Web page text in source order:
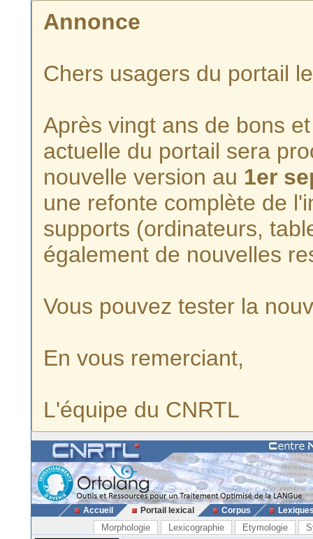
Annonce
Chers usagers du portail
Après vingt ans de bons
actuelle du portail sera
nouvelle version au 1er
une refonte complète de
supports (ordinateurs,
également de nouvelles
Vous pouvez tester la
En vous remerciant,
L'équipe du CNRTL
Accueil Portail lexical Corpus
Morphologie Lexicographie Etymologie